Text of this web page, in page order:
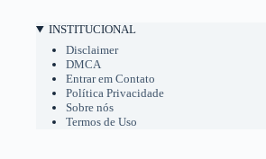
INSTITUCIONAL
Disclaimer
DMCA
Entrar em Contato
Política Privacidade
Sobre nós
Termos de Uso